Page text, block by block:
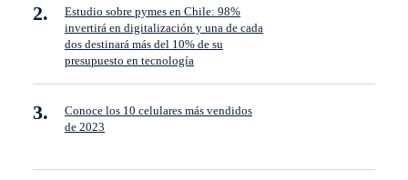
Estudio sobre pymes en Chile: 98%
invertirá en digitalización y una de cada
dos destinará más del 10% de su
presupuesto en tecnología
Conoce los 10 celulares más vendidos
de 2023